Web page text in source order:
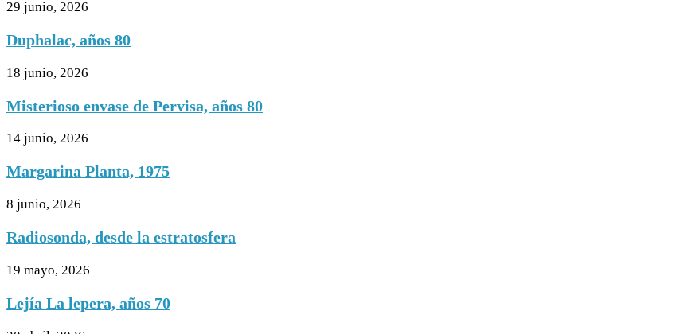
29 junio, 2026
Duphalac, años 80
18 junio, 2026
Misterioso envase de Pervisa, años 80
14 junio, 2026
Margarina Planta, 1975
8 junio, 2026
Radiosonda, desde la estratosfera
19 mayo, 2026
Lejía La lepera, años 70